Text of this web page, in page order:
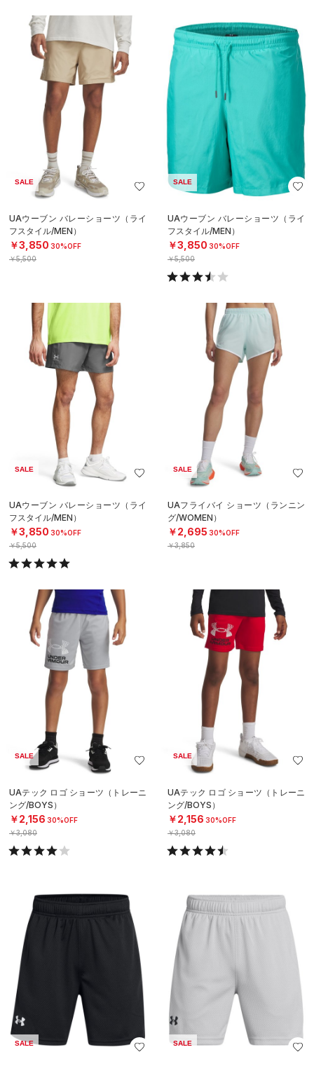
SALE
UAウーブン バレーショーツ（ライ
フスタイル/MEN）
￥3,850 30%OFF
￥5,500
SALE
UAウーブン バレーショーツ（ライ
フスタイル/MEN）
￥3,850 30%OFF
￥5,500
SALE
UAウーブン バレーショーツ（ライ
フスタイル/MEN）
￥3,850 30%OFF
￥5,500
SALE
UAフライバイ ショーツ（ランニン
グ/WOMEN）
￥2,695 30%OFF
￥3,850
SALE
UAテック ロゴ ショーツ（トレーニ
ング/BOYS）
￥2,156 30%OFF
￥3,080
SALE
UAテック ロゴ ショーツ（トレーニ
ング/BOYS）
￥2,156 30%OFF
￥3,080
SALE SALE